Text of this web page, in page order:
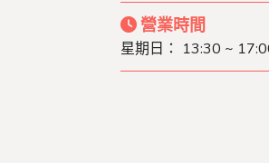
營業時間
星期日： 13:30 ~